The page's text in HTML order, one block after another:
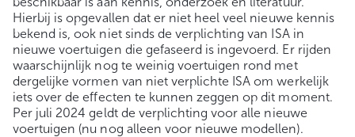
Hierbij is opgevallen dat er niet heel veel nieuwe kennis
bekend is, ook niet sinds de verplichting van ISA in
nieuwe voertuigen die gefaseerd is ingevoerd. Er rijden
waarschijnlijk nog te weinig voertuigen rond met
dergelijke vormen van niet verplichte ISA om werkelijk
iets over de effecten te kunnen zeggen op dit moment.
Per juli 2024 geldt de verplichting voor alle nieuwe
voertuigen (nu nog alleen voor nieuwe modellen).